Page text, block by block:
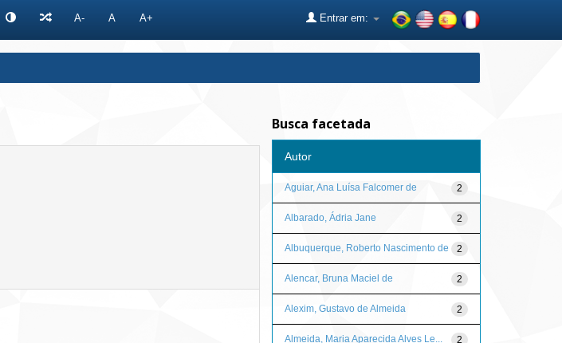
A- A A+ Entrar em:
Busca facetada
Autor
2
Aguiar, Ana Luísa Falcomer de
2
Albarado, Ádria Jane
2
Albuquerque, Roberto Nascimento de
2
Alencar, Bruna Maciel de
2
Alexim, Gustavo de Almeida
2
Almeida, Maria Aparecida Alves Le...